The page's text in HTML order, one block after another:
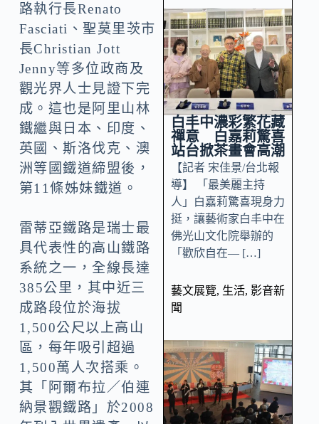
路執行長Renato
Fasciati、聖莫里茨市
長Christian Jott
Jenny等多位政商及
觀光界人士見證下完
成。這也是阿里山林
鐵繼與日本、印度、
英國、斯洛伐克、澳
洲等國鐵道締盟後，
第11條姊妹鐵道。
雷蒂亞鐵路是瑞士最
具代表性的高山鐵路
系統之一，全線長達
385公里，其中近三
成路段位於海拔
1,500公尺以上高山
區，每年吸引超過
1,500萬人次搭乘。
其「阿爾布拉／伯連
納景觀鐵路」於2008
白丰中濃彩繁花藏
禪意 白嘉莉驚喜
站台掀茶畫會高潮
【記者 宋佳景/台北報
導】 「最美麗主持
人」白嘉莉驚喜現身力
挺，讓藝術家白丰中在
佛光山文化院舉辦的
「歡欣自在— […]
藝文展覽, 生活, 影音新
聞